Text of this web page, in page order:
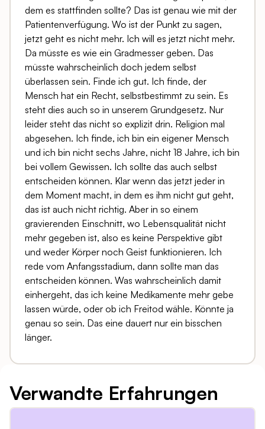
dem es stattfinden sollte? Das ist genau wie mit der
Patientenverfügung. Wo ist der Punkt zu sagen,
jetzt geht es nicht mehr. Ich will es jetzt nicht mehr.
Da müsste es wie ein Gradmesser geben. Das
müsste wahrscheinlich doch jedem selbst
überlassen sein. Finde ich gut. Ich finde, der
Mensch hat ein Recht, selbstbestimmt zu sein. Es
steht dies auch so in unserem Grundgesetz. Nur
leider steht das nicht so explizit drin. Religion mal
abgesehen. Ich finde, ich bin ein eigener Mensch
und ich bin nicht sechs Jahre, nicht 18 Jahre, ich bin
bei vollem Gewissen. Ich sollte das auch selbst
entscheiden können. Klar wenn das jetzt jeder in
dem Moment macht, in dem es ihm nicht gut geht,
das ist auch nicht richtig. Aber in so einem
gravierenden Einschnitt, wo Lebensqualität nicht
mehr gegeben ist, also es keine Perspektive gibt
und weder Körper noch Geist funktionieren. Ich
rede vom Anfangsstadium, dann sollte man das
entscheiden können. Was wahrscheinlich damit
einhergeht, das ich keine Medikamente mehr gebe
lassen würde, oder ob ich Freitod wähle. Könnte ja
genau so sein. Das eine dauert nur ein bisschen
länger.
Verwandte Erfahrungen